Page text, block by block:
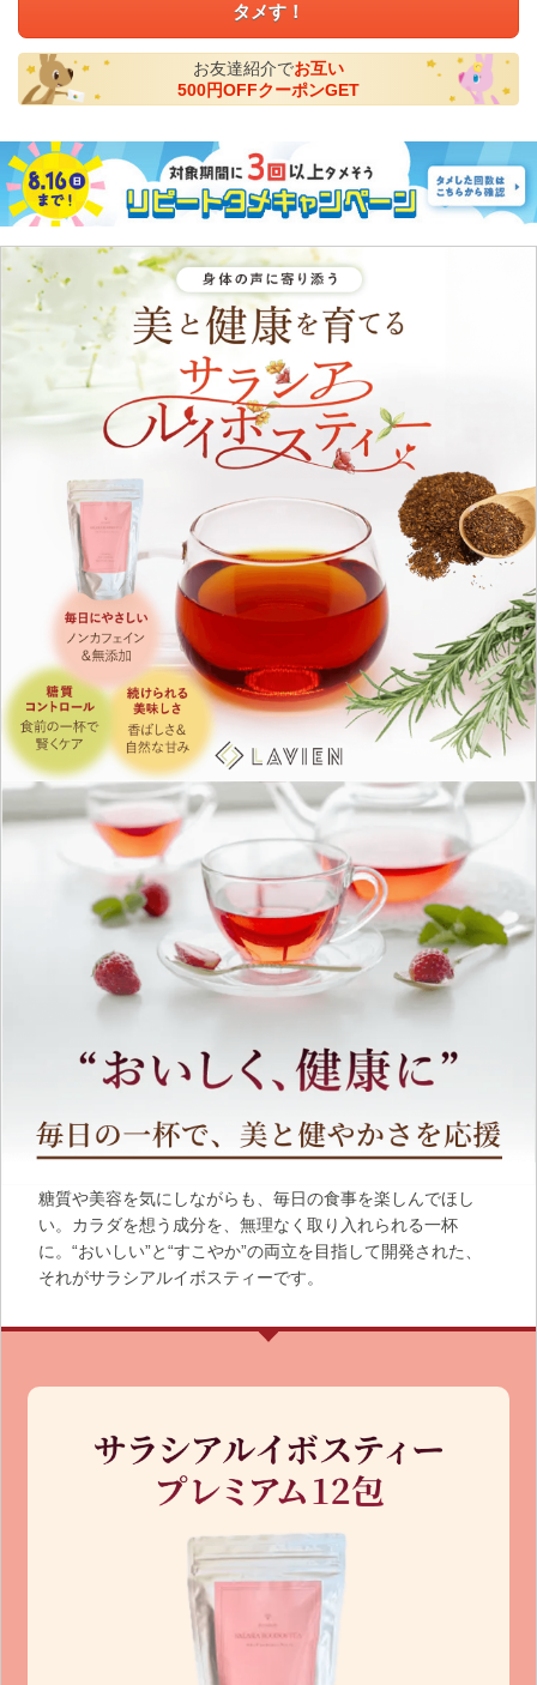
タメす！
お友達紹介でお互い
500円OFFクーポンGET
糖質や美容を気にしながらも、毎日の食事を楽しんでほし
い。カラダを想う成分を、無理なく取り入れられる一杯
に。“おいしい”と“すこやか”の両立を目指して開発された、
それがサラシアルイボスティーです。